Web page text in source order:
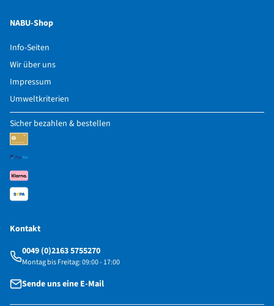
NABU-Shop
Info-Seiten
Wir über uns
Impressum
Umweltkriterien
Sicher bezahlen & bestellen
Kontakt
0049 (0)2163 5755270
Montag bis Freitag: 09:00 - 17:00
Sende uns eine E-Mail